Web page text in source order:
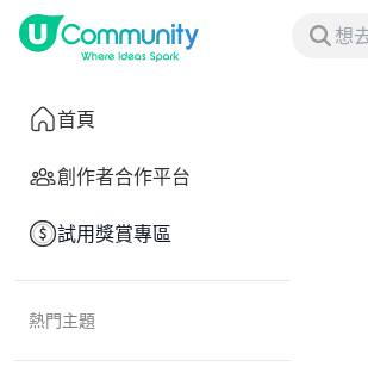
首頁
創作者合作平台
試用獎賞專區
熱門主題